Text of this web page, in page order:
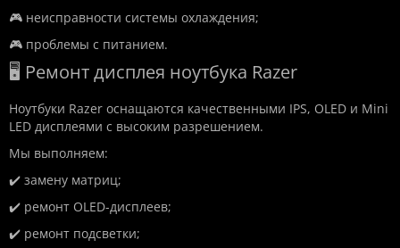
🎮 неисправности системы охлаждения;
🎮 проблемы с питанием.
🖥️ Ремонт дисплея ноутбука Razer
Ноутбуки Razer оснащаются качественными IPS, OLED и Mini
LED дисплеями с высоким разрешением.
Мы выполняем:
✔️ замену матриц;
✔️ ремонт OLED-дисплеев;
✔️ ремонт подсветки;